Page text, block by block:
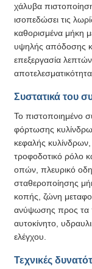
χάλυβα
ισοπεδώσει τις
καθορισμένα μήκη
υψηλής απόδοσης
επεξεργασία
αποτελεσματικότητα.
Συστατικά του
Το πιστοποιημένο
φόρτωσης
κεφαλής
τροφοδοτικό ρόλο
οπών, πλευρικό
σταθεροποίησης
κοπής, ζώνη
ανύψωσης προς τα
αυτοκίνητο,
ελέγχου.
Τεχνικές